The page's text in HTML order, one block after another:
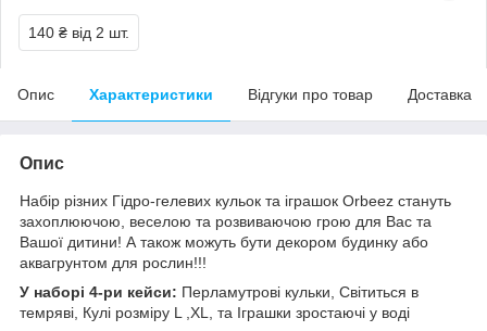
140 ₴ від 2 шт.
Опис Характеристики Відгуки про товар Доставка
Опис
Набір різних Гідро-гелевих кульок та іграшок Orbeez стануть
захоплюючою, веселою та розвиваючою грою для Вас та
Вашої дитини! А також можуть бути декором будинку або
аквагрунтом для рослин!!!
У наборі 4-ри кейси: Перламутрові кульки, Світиться в
темряві, Кулі розміру L ,XL, та Іграшки зростаючі у воді